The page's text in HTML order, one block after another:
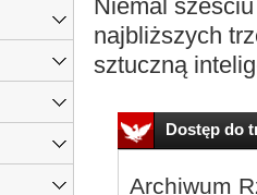
Niemal
najbliższych
sztuczną
Dostęp do
Archiwum